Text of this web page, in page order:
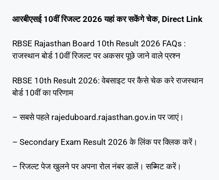
आरबीएसई 10वीं रिजल्ट 2026 यहां कर सकेंगे चेक, Direct Link
RBSE Rajasthan Board 10th Result 2026 FAQs :
राजस्थान बोर्ड 10वीं रिजल्ट पर अकसर पूछे जाने वाले प्रश्न
RBSE 10th Result 2026: वेबसाइट पर कैसे चेक करे राजस्थान
बोर्ड 10वीं का परिणाम
– सबसे पहले rajeduboard.rajasthan.gov.in पर जाएं।
– Secondary Exam Result 2026 के लिंक पर क्लिक करें।
– रिजल्ट पेज खुलने पर अपना रोल नंबर डालें। सब्मिट करें।